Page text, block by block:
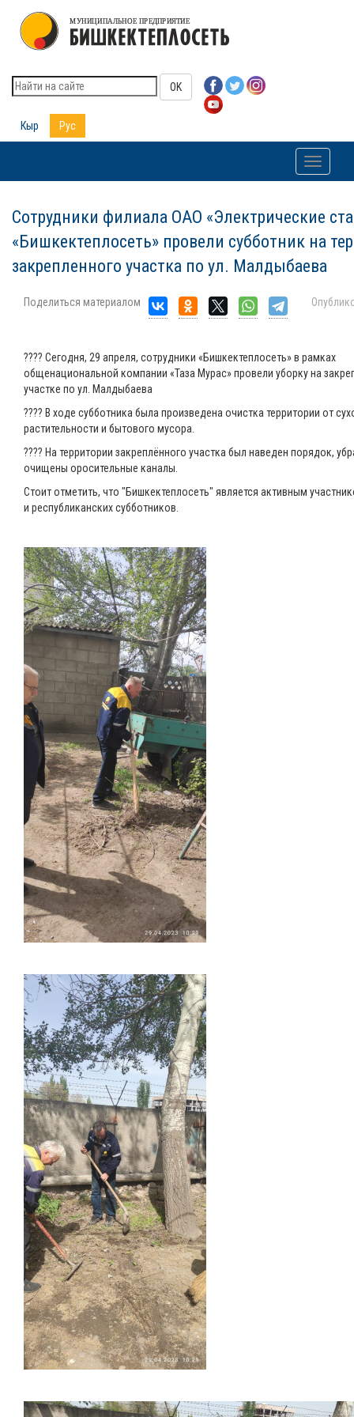
OK
Кыр Рус
Toggle
Сотрудники филиала ОАО «Электрические
«Бишкектеплосеть» провели субботник на
закрепленного участка по ул. Малдыбаева
Поделиться материалом
???? Сегодня, 29 апреля, сотрудники «Бишкектеплосеть» в рамках
общенациональной компании «Таза Мурас» провели уборку на
участке по ул. Малдыбаева
???? В ходе субботника была произведена очистка территории от
растительности и бытового мусора.
???? На территории закреплённого участка был наведен порядок,
очищены оросительные каналы.
Стоит отметить, что "Бишкектеплосеть" является активным
и республиканских субботников.